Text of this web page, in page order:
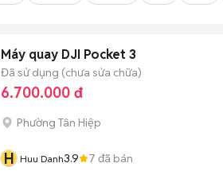
Máy quay DJI Pocket 3
Đã sử dụng (chưa sửa chữa)
6.700.000 đ
Phường Tân Hiệp
H Huu Danh3.9 7 đã bán